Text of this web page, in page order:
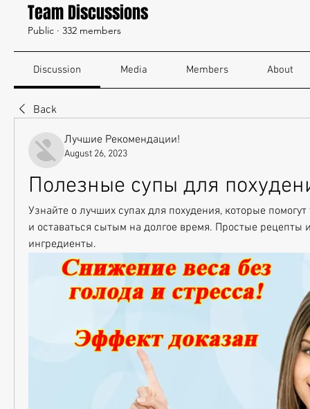
Team Discussions
Public · 332 members
Discussion Media Members About
Back
Лучшие Рекомендации!
August 26, 2023
Полезные супы для
Узнайте о лучших супах для похудения, которые
и оставаться сытым на долгое время. Простые рецепты
ингредиенты.